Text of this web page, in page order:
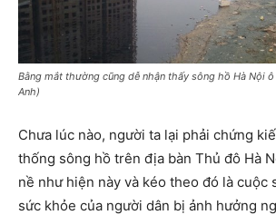
Bằng mắt thường cũng dễ nhận thấy sông hồ Hà Nội ô
Anh)
Chưa lúc nào, người ta lại phải chứng
thống sông hồ trên địa bàn Thủ đô Hà
nề như hiện này và kéo theo đó là cuộc
sức khỏe của người dân bị ảnh hưởng